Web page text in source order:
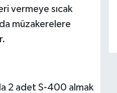
vermeye sıcak
müzakerelere
2 adet S-400 almak